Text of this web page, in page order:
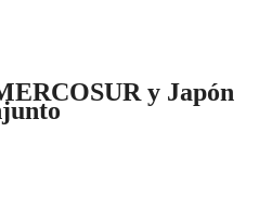
y Japón